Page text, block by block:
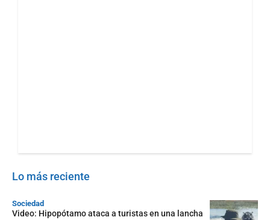
Lo más reciente
Sociedad
Video: Hipopótamo ataca a turistas en una lancha